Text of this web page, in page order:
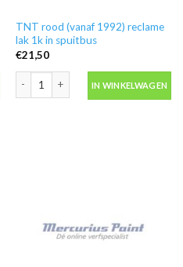
TNT rood (vanaf 1992) reclame
lak 1k in spuitbus
€21,50
IN WINKELWAGEN